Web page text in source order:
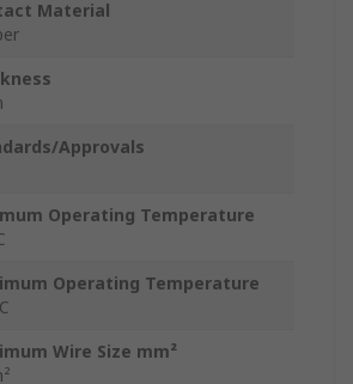
Material
Approvals
Operating Temperature
Operating Temperature
Wire Size mm²